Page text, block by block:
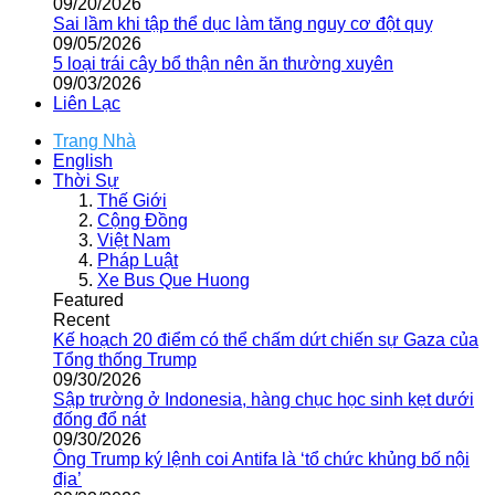
09/20/2026
Sai lầm khi tập thể dục làm tăng nguy cơ đột quỵ
09/05/2026
5 loại trái cây bổ thận nên ăn thường xuyên
09/03/2026
Liên Lạc
Trang Nhà
English
Thời Sự
Thế Giới
Cộng Đồng
Việt Nam
Pháp Luật
Xe Bus Que Huong
Featured
Recent
Kế hoạch 20 điểm có thể chấm dứt chiến sự Gaza của
Tổng thống Trump
09/30/2026
Sập trường ở Indonesia, hàng chục học sinh kẹt dưới
đống đổ nát
09/30/2026
Ông Trump ký lệnh coi Antifa là ‘tổ chức khủng bố nội
địa’